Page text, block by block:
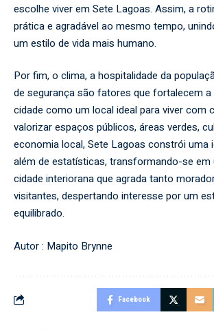
escolhe viver em Sete Lagoas. Assim, a
prática e agradável ao mesmo tempo,
um estilo de vida mais humano.
Por fim, o clima, a hospitalidade da
de segurança são fatores que fortalecem
cidade como um local ideal para viver com
valorizar espaços públicos, áreas verdes,
economia local, Sete Lagoas constrói uma
além de estatísticas, transformando-se em
cidade interiorana que agrada tanto
visitantes, despertando interesse por um
equilibrado.
Autor : Mapito Brynne
Facebook